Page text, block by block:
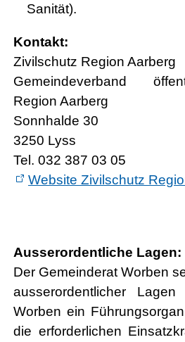
Sanität).
Kontakt:
Zivilschutz Region Aarberg
Gemeindeverband
Region Aarberg
Sonnhalde 30
3250 Lyss
Tel. 032 387 03 05
Website Zivilschutz
Ausserordentliche Lagen:
Der Gemeinderat Worben
ausserordentlicher
Worben ein
die erforderlichen